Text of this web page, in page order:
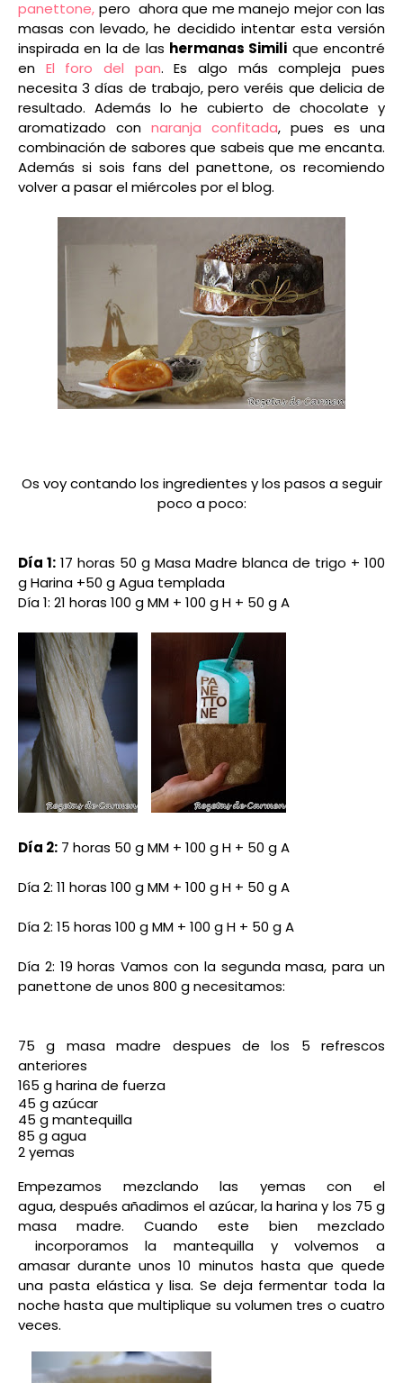
panettone, pero ahora que me manejo mejor con las
masas con levado, he decidido intentar esta versión
inspirada en la de las hermanas Simili que encontré
en El foro del pan. Es algo más compleja pues
necesita 3 días de trabajo, peroveréis que delicia de
resultado. Además lo he cubierto de chocolate y
aromatizado con naranja confitada, pues es una
combinación de sabores que sabeis que me encanta.
Además si sois fans del panettone, os recomiendo
volver a pasar elmiércoles por el blog.
Os voy contando los ingredientes y los pasos a seguir
poco a poco:
Día 1: 17 horas 50 g Masa Madre blanca de trigo + 100
g Harina +50 g Agua templada
Día 1: 21 horas 100 g MM + 100 g H + 50 g A
Día 2: 7 horas 50 g MM + 100 g H + 50 g A
Día 2: 11 horas 100 g MM + 100 g H + 50 g A
Día 2: 15 horas 100 g MM + 100 g H + 50 g A
Día 2: 19 horas Vamos con la segunda masa, para un
panettone de unos 800 g necesitamos:
75 g masa madre despues de los 5 refrescos
anteriores
165 g harina de fuerza
45 g azúcar
45 g mantequilla
85 g agua
2 yemas
Empezamos mezclando las yemas con el
agua,después añadimos el azúcar, la harina y los 75 g
masa madre. Cuando este bien mezclado
incorporamos la mantequilla y volvemos a
amasardurante unos 10 minutos hasta que quede
una pasta elástica y lisa. Se deja fermentar toda la
noche hasta que multiplique su volumen tres o cuatro
veces.